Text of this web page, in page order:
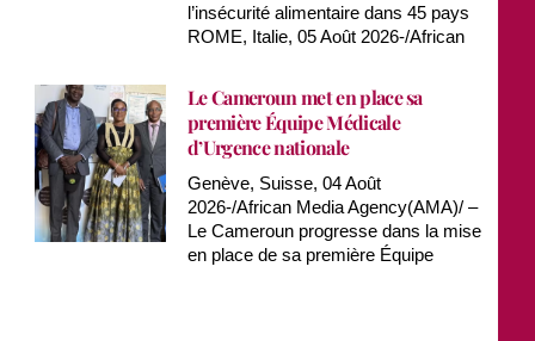
l’insécurité alimentaire dans 45 pays
ROME, Italie, 05 Août 2026-/African
Le Cameroun met en place sa
première Équipe Médicale
d’Urgence nationale
Genève, Suisse, 04 Août
2026-/African Media Agency(AMA)/ –
Le Cameroun progresse dans la mise
en place de sa première Équipe